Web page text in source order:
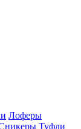
Лоферы
Туфли